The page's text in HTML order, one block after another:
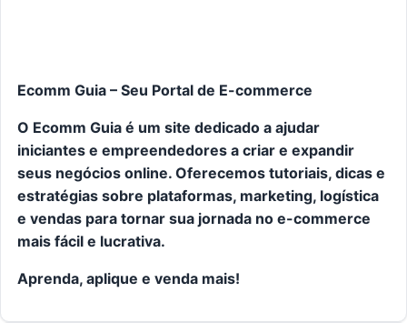
Ecomm Guia – Seu Portal de E-commerce
O Ecomm Guia é um site dedicado a ajudar
iniciantes e empreendedores a criar e expandir
seus negócios online. Oferecemos tutoriais, dicas e
estratégias sobre plataformas, marketing, logística
e vendas para tornar sua jornada no e-commerce
mais fácil e lucrativa.
Aprenda, aplique e venda mais!